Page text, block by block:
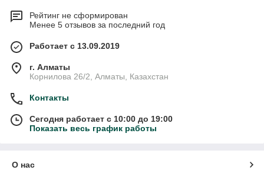
Рейтинг не сформирован
Менее 5 отзывов за последний год
Работает с 13.09.2019
г. Алматы
Корнилова 26/2, Алматы, Казахстан
Контакты
Сегодня работает с 10:00 до 19:00
Показать весь график работы
О нас